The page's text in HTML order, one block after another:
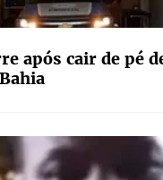
após cair de pé